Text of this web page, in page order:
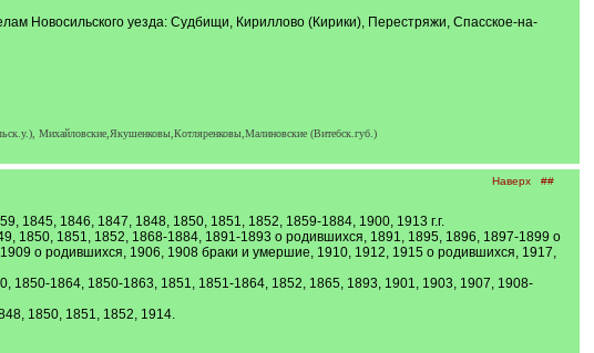
Новосильского уезда: Судбищи, Кириллово (Кирики), Перестряжи, Спасское-на-
Михайловские,Якушенковы,Котляренковы,Малиновские (Витебск.губ.)
Наверх ##
1845, 1846, 1847, 1848, 1850, 1851, 1852, 1859-1884, 1900, 1913 г.г.
1850, 1851, 1852, 1868-1884, 1891-1893 о родившихся, 1891, 1895, 1896, 1897-1899 о
о родившихся, 1906, 1908 браки и умершие, 1910, 1912, 1915 о родившихся, 1917,
1850-1864, 1850-1863, 1851, 1851-1864, 1852, 1865, 1893, 1901, 1903, 1907, 1908-
1850, 1851, 1852, 1914.